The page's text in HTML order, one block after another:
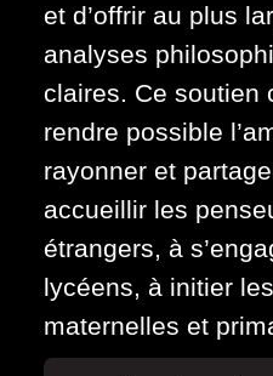
et d’offrir au plus
analyses
claires. Ce soutien
rendre possible
rayonner et
accueillir les
étrangers, à
lycéens, à initier
maternelles et